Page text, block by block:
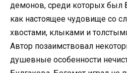
демонов, среди которых был
как настоящее чудовище со
хвостами, клыками и
Автор позаимствовал
душевные особенности